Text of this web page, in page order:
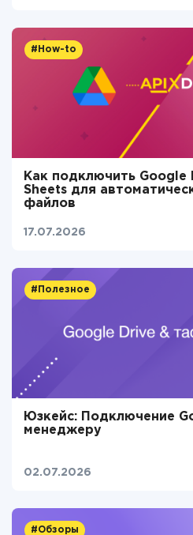
#How-to
Как подключить Google
Sheets для
файлов
17.07.2026
#Полезное
Юзкейс: Подключение
менеджеру
02.07.2026
#Обзоры